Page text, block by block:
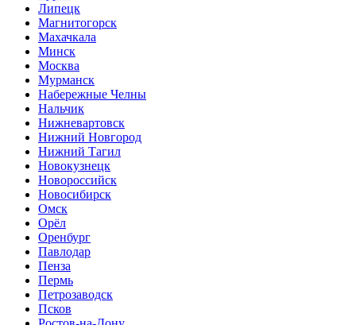
Липецк
Магнитогорск
Махачкала
Минск
Москва
Мурманск
Набережные Челны
Нальчик
Нижневартовск
Нижний Новгород
Нижний Тагил
Новокузнецк
Новороссийск
Новосибирск
Омск
Орёл
Оренбург
Павлодар
Пенза
Пермь
Петрозаводск
Псков